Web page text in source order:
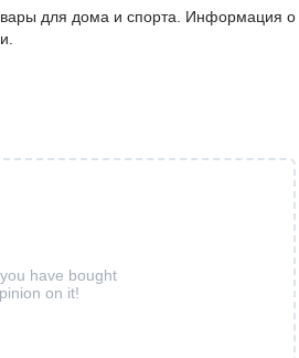
для дома и спорта. Информация о
have bought
on it!